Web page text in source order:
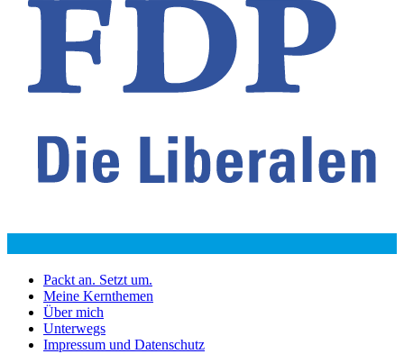
Packt an. Setzt um.
Meine Kernthemen
Über mich
Unterwegs
Impressum und Datenschutz